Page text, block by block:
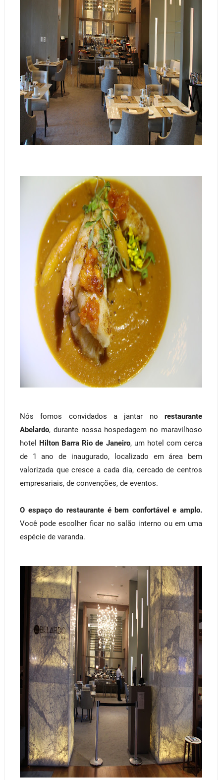
Nós fomos convidados a jantar norestaurante
Abelardo, durante nossa hospedagem no maravilhoso
hotel Hilton Barra Rio de Janeiro, um hotel com cerca
de 1 ano de inaugurado, localizado em área bem
valorizada que cresce a cada dia, cercado de centros
empresariais, de convenções, de eventos.
O espaço do restaurante é bem confortável e amplo.
Você pode escolher ficar no salão interno ou em uma
espécie de varanda.